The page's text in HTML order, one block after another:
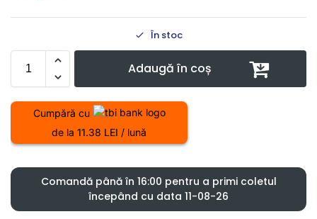
În stoc
Adaugă în coș
Cumpără cu
de la 11.38 LEI / lună
Comandă până în 16:00 pentru a primi coletul
începând cu data 11-08-26